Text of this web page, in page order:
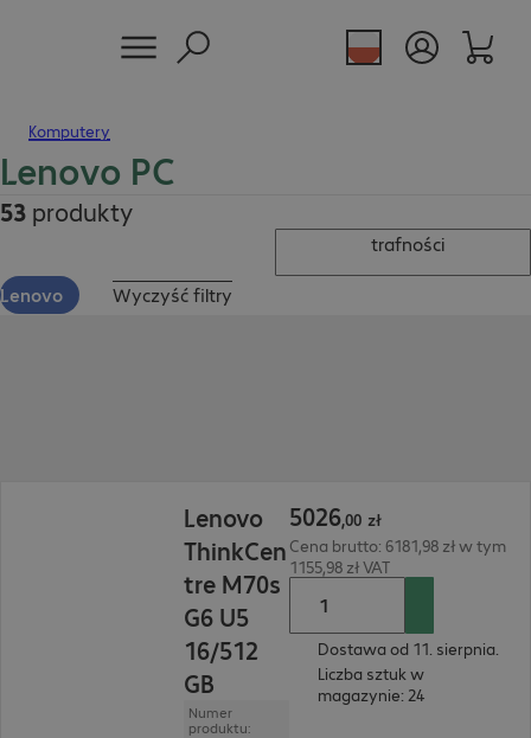
Komputery
Lenovo PC
53 produkty
trafności
Lenovo Wyczyść filtry
Lenovo
ThinkCen
tre M70s
G6 U5
16/512
GB
Numer
produktu:
5026,00 zł
Cena brutto: 6181,98 zł w tym
1155,98 zł VAT
Dostawa od 11. sierpnia.
Liczba sztuk w
magazynie: 24